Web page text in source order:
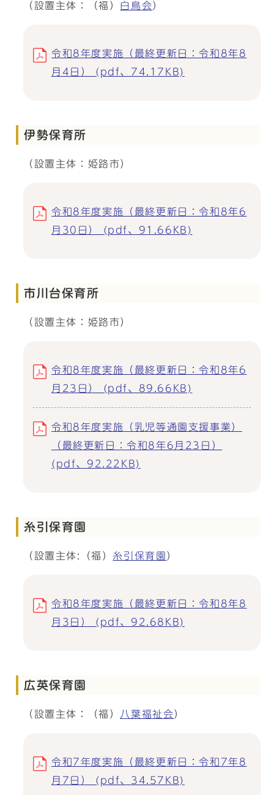
（設置主体：（福） 白鳥会）
令和8年度実施（最終更新日：令和8年8
月4日） (pdf、74.17KB)
伊勢保育所
（設置主体：姫路市）
令和8年度実施（最終更新日：令和8年6
月30日） (pdf、91.66KB)
市川台保育所
（設置主体：姫路市）
令和8年度実施（最終更新日：令和8年6
月23日） (pdf、89.66KB)
令和8年度実施（乳児等通園支援事業）
（最終更新日：令和8年6月23日）
(pdf、92.22KB)
糸引保育園
（設置主体:（福）糸引保育園 ）
令和8年度実施（最終更新日：令和8年8
月3日） (pdf、92.68KB)
広英保育園
（設置主体：（福） 八葉福祉会）
令和7年度実施（最終更新日：令和7年8
月7日） (pdf、34.57KB)